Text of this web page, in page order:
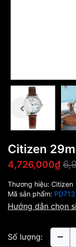
Citizen
4,726,000₫
Thương hiệu: Citizen
Mã sản phẩm:
Hướng dẫn chọn
Số lượng: